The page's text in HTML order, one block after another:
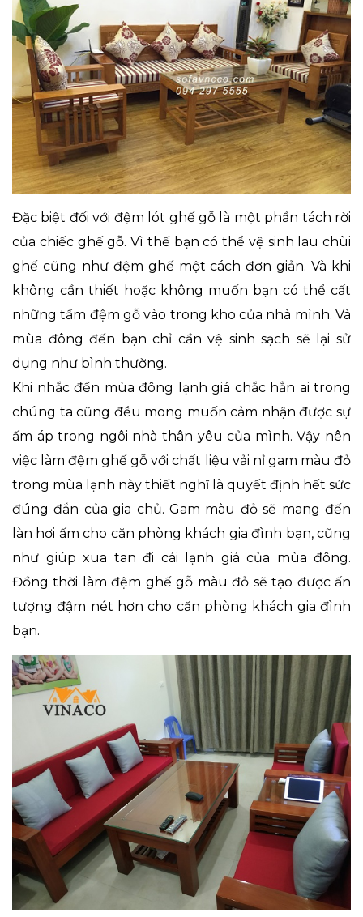
Đặc biệt đối với đệm lót ghế gỗ là một phần tách rời
của chiếc ghế gỗ. Vì thế bạn có thể vệ sinh lau chùi
ghế cũng như đệm ghế một cách đơn giản. Và khi
không cần thiết hoặc không muốn bạn có thể cất
những tấm đệm gỗ vào trong kho của nhà mình. Và
mùa đông đến bạn chỉ cần vệ sinh sạch sẽ lại sử
dụng như bình thường.
Khi nhắc đến mùa đông lạnh giá chắc hẳn ai trong
chúng ta cũng đều mong muốn cảm nhận được sự
ấm áp trong ngôi nhà thân yêu của mình. Vậy nên
việc làm đệm ghế gỗ với chất liệu vải nỉ gam màu đỏ
trong mùa lạnh này thiết nghĩ là quyết định hết sức
đúng đắn của gia chủ. Gam màu đỏ sẽ mang đến
làn hơi ấm cho căn phòng khách gia đình bạn, cũng
như giúp xua tan đi cái lạnh giá của mùa đông.
Đồng thời làm đệm ghế gỗ màu đỏ sẽ tạo được ấn
tượng đậm nét hơn cho căn phòng khách gia đình
bạn.